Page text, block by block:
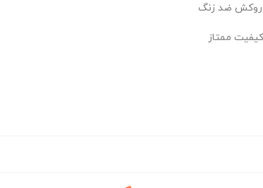
روکش ضد زنگ
ممتاز